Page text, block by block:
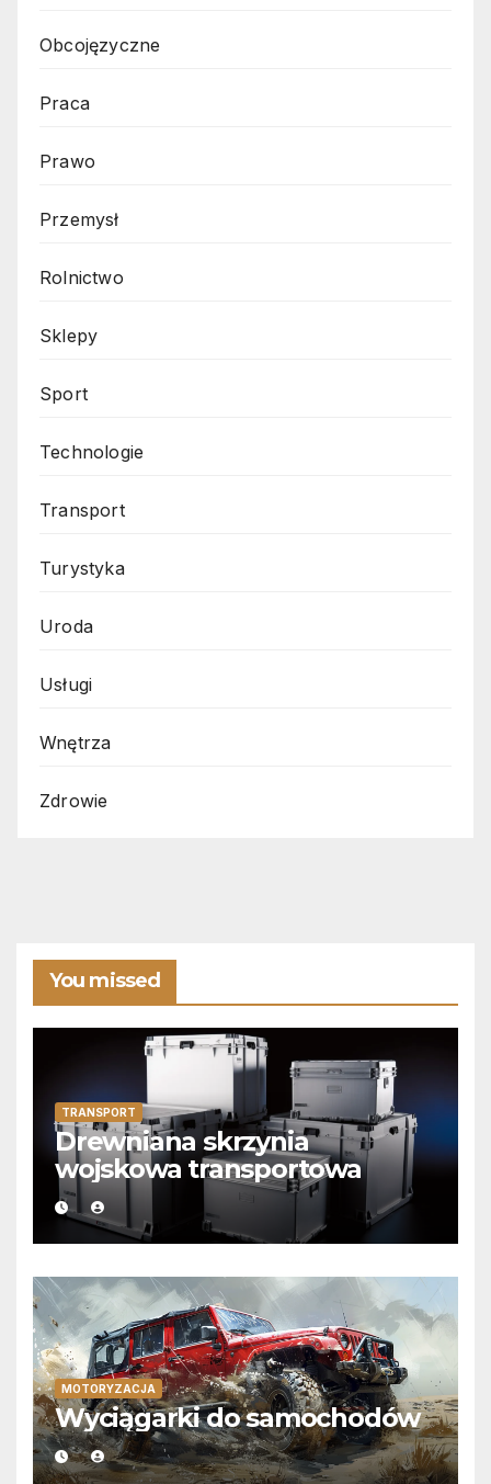
Obcojęzyczne
Praca
Prawo
Przemysł
Rolnictwo
Sklepy
Sport
Technologie
Transport
Turystyka
Uroda
Usługi
Wnętrza
Zdrowie
You missed
TRANSPORT
Drewniana skrzynia
wojskowa transportowa
MOTORYZACJA
Wyciągarki do samochodów